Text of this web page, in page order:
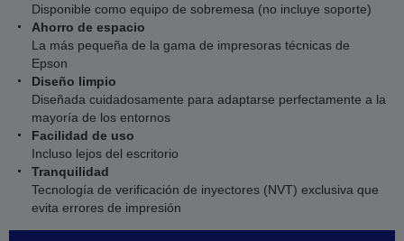
Disponible como equipo de sobremesa (no incluye soporte)
Ahorro de espacio
La más pequeña de la gama de impresoras técnicas de
Epson
Diseño limpio
Diseñada cuidadosamente para adaptarse perfectamente a la
mayoría de los entornos
Facilidad de uso
Incluso lejos del escritorio
Tranquilidad
Tecnología de verificación de inyectores (NVT) exclusiva que
evita errores de impresión